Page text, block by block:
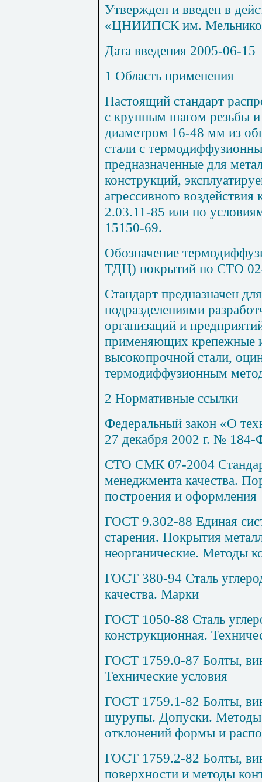
Утвержден и введен в
«ЦНИИПСК им.
Дата введения 2005-06-15
1 Область применения
Настоящий стандарт
с крупным шагом резьбы
диаметром 16-48 мм из
стали с
предназначенные для
конструкций,
агрессивного
2.03.11-85 или по
15150-69.
Обозначение
ТДЦ) покрытий по СТО
Стандарт предназначен
подразделениями
организаций и
применяющих крепежные
высокопрочной стали,
термодиффузионным
2 Нормативные ссылки
Федеральный закон «О
27 декабря 2002 г. № 184-
СТО СМК 07-2004
менеджмента качества.
построения и оформления
ГОСТ 9.302-88 Единая
старения. Покрытия
неорганические. Методы
ГОСТ 380-94 Сталь
качества. Марки
ГОСТ 1050-88 Сталь
конструкционная.
ГОСТ 1759.0-87 Болты,
Технические условия
ГОСТ 1759.1-82 Болты,
шурупы. Допуски. Методы
отклонений формы и
ГОСТ 1759.2-82 Болты,
поверхности и методы